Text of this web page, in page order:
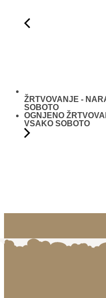
ŽRTVOVANJE -
SOBOTO
OGNJENO
VSAKO SOBOTO